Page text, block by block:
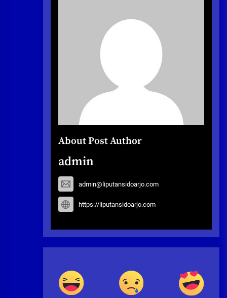
About Post Author
admin
admin@liputansidoarjo.com
https://liputansidoarjo.com